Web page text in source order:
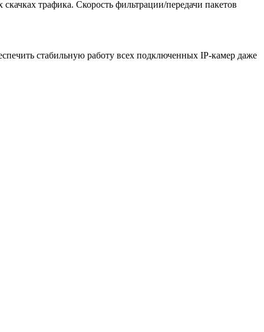
трафика. Скорость фильтрации/передачи пакетов
стабильную работу всех подключенных IP-камер даже